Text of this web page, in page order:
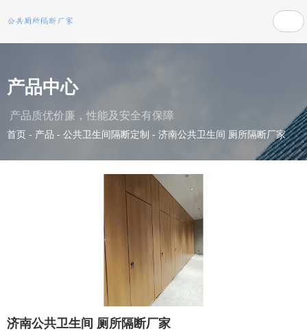
产品中心
产品质优价廉，性能及安全有保障
首页 - 产品 - 公共卫生间隔断定制 - 济南公共卫生间 厕所隔断厂家
济南公共卫生间 厕所隔断厂家